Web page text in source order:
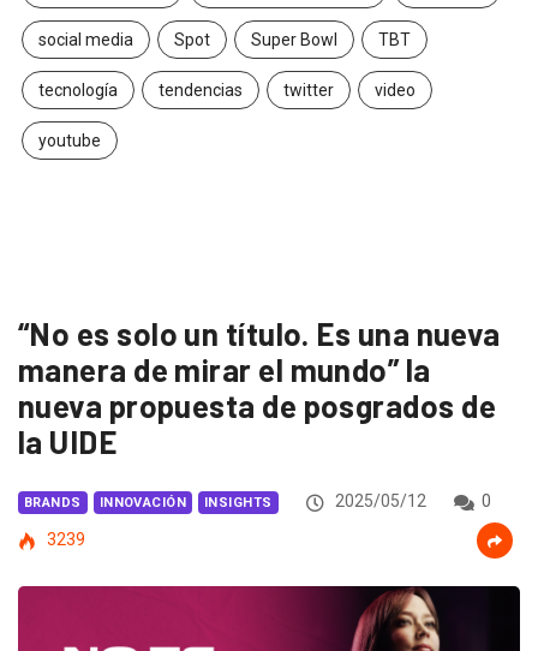
social media Spot Super Bowl TBT
tecnología tendencias twitter video
youtube
“No es solo un título. Es una nueva
manera de mirar el mundo” la
nueva propuesta de posgrados de
la UIDE
BRANDS INNOVACIÓN INSIGHTS 2025/05/12
0
3239